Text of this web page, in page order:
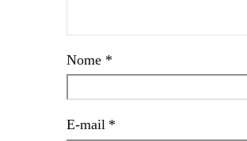
Nome *
E-mail *